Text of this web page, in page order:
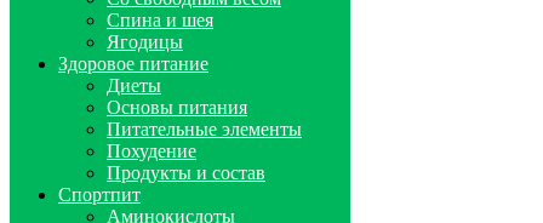
Спина и шея
Ягодицы
Здоровое питание
Диеты
Основы питания
Питательные элементы
Похудение
Продукты и состав
Спортпит
Аминокислоты